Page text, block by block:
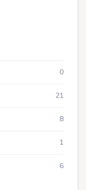
0
21
8
1
6